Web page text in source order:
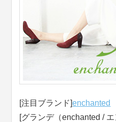
[注目ブランド]enchanted
[グランデ（enchanted /